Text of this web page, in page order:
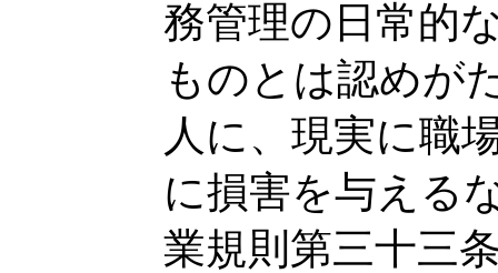
務管理の日常的
ものとは認めが
人に、現実に職
に損害を与える
業規則第三十三